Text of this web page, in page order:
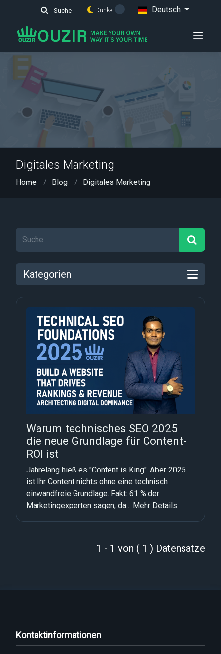
Suche Dunkel Deutsch
Digitales Marketing
Home Blog Digitales Marketing
Kategorien
Warum technisches SEO 2025
die neue Grundlage für Content-
ROI ist
Jahrelang hieß es "Content is King". Aber 2025
ist Ihr Content nichts ohne eine technisch
einwandfreie Grundlage. Fakt: 61 % der
Marketingexperten sagen, da... Mehr Details
1 - 1 von ( 1 ) Datensätze
Kontaktinformationen